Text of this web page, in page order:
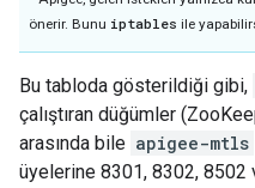
önerir. Bunu iptables ile
Bu tabloda gösterildiği gibi,
çalıştıran düğümler
arasında bile apigee-mtls
üyelerine 8301, 8302, 8502